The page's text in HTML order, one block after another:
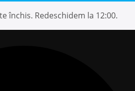
închis. Redeschidem la 12:00.